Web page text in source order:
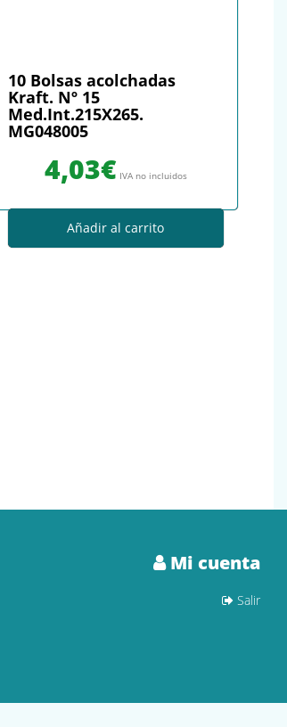
10 Bolsas acolchadas
Kraft. Nº 15
Med.Int.215X265.
MG048005
4,03€ IVA no incluidos
Añadir al carrito
Mi cuenta
Salir